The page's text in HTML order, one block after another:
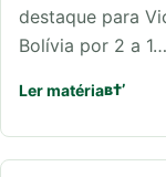
destaque para
Bolívia por 2 a 1…
Ler matéria